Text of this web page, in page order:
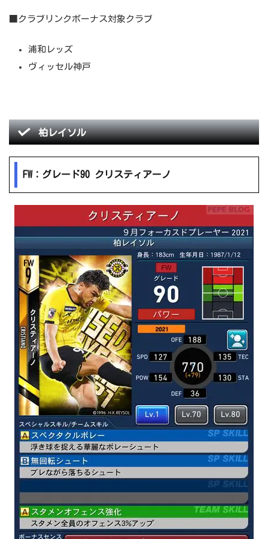
■クラブリンクボーナス対象クラブ
浦和レッズ
ヴィッセル神戸
柏レイソル
FW：グレード90 クリスティアーノ